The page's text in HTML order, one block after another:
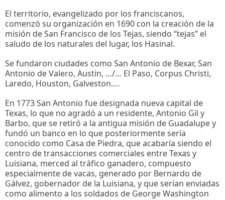
El territorio, evangelizado por los franciscanos,
comenzó su organización en 1690 con la creación de la
misión de San Francisco de los Tejas, siendo “tejas” el
saludo de los naturales del lugar, los Hasinal.
Se fundaron ciudades como San Antonio de Bexar, San
Antonio de Valero, Austin, …/… El Paso, Corpus Christi,
Laredo, Houston, Galveston….
En 1773 San Antonio fue designada nueva capital de
Texas, lo que no agradó a un residente, Antonio Gil y
Barbo, que se retiró a la antigua misión de Guadalupe y
fundó un banco en lo que posteriormente sería
conocido como Casa de Piedra, que acabaría siendo el
centro de transacciones comerciales entre Texas y
Luisiana, merced al tráfico ganadero, compuesto
especialmente de vacas, generado por Bernardo de
Gálvez, gobernador de la Luisiana, y que serían enviadas
como alimento a los soldados de George Washington